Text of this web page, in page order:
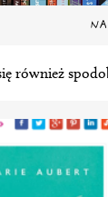
również